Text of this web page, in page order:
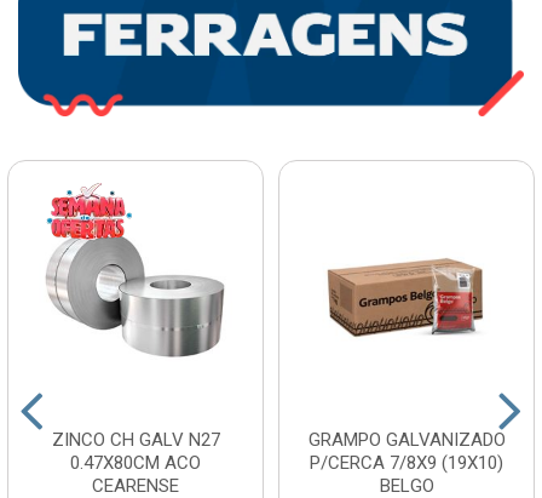
ZINCO CH GALV N27
0.47X80CM ACO
CEARENSE
GRAMPO GALVANIZADO
P/CERCA 7/8X9 (19X10)
BELGO